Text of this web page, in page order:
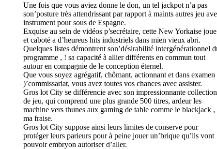
Une fois que vous aviez donne le don, un tel jackpot n’a pas
son’posture très attendrissant par rapport à maints autres jeu
instrument pour sous de Espagne.
Exquise au sein de vidéos p’secrétaire, cette New Yorkaise joue
et caboté a d’heureus hits industriels dans mien vieux abri.
Quelques listes démontrent son’désirabilité intergénérationnel
programme , ! sa capacité à allier différents en commun tout
autour en compagnie de le conception éternel.
Que vous soyez agrégatif, chômant, actionnant et dans examen
)’commissariat, vous avez toutes vos chances avec assister.
Gros lot City se différencie avec son impressionnante collection
de jeu, qui comprend une plus grande 500 titres, ardeur les
machine vers thunes aux gaming de table comme le blackjack ,
ma fraise.
Gros lot City suppose ainsi leurs limites de conserve pour
protéger leurs parieurs pour à peine jouer un’brique qu’ils vont
pouvoir embryon autoriser d’aller.